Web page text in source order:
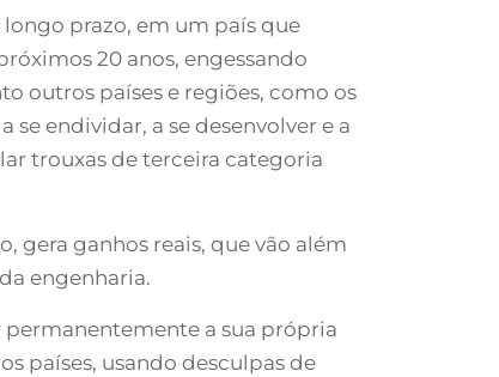
prazo, em um país que
20 anos, engessando
outros países e regiões, como os
se endividar, a se desenvolver e a
trouxas de terceira categoria
gera ganhos reais, que vão além
engenharia.
a sua própria
países, usando desculpas de